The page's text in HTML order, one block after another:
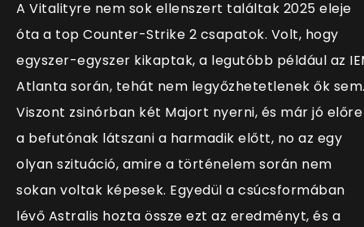
A Vitalityre nem sok ellenszert találtak 2025 eleje
óta a top Counter-Strike 2 csapatok. Volt, hogy
egyszer-egyszer kikaptak, a legutóbb például az
Atlanta során, tehát nem legyőzhetetlenek ők
Viszont zsinórban két Majort nyerni, és már jó előre
a befutónak látszani a harmadik előtt, no az egy
olyan szituáció, amire a történelem során nem
sokan voltak képesek. Egyedül a csúcsformában
lévő Astralis hozta össze ezt az eredményt, és a